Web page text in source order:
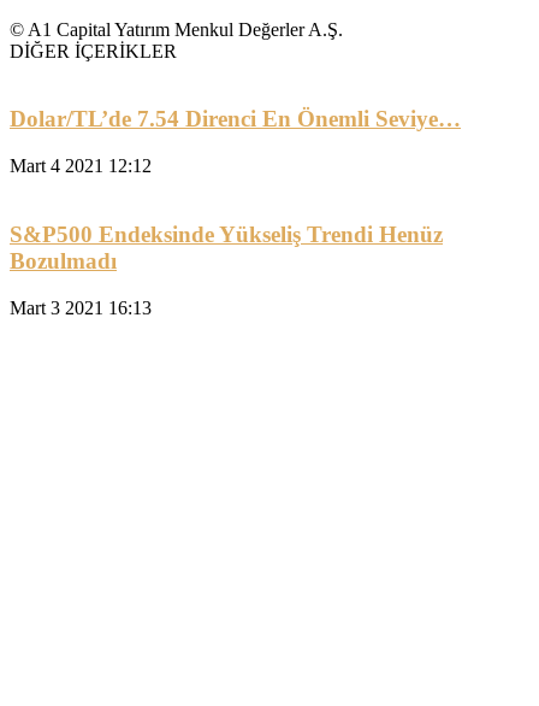
© A1 Capital Yatırım Menkul Değerler A.Ş.
DİĞER İÇERİKLER
Dolar/TL’de 7.54 Direnci En Önemli Seviye…
Mart 4 2021 12:12
S&P500 Endeksinde Yükseliş Trendi Henüz
Bozulmadı
Mart 3 2021 16:13